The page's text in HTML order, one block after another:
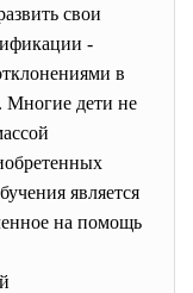
свои
-
в
Многие дети не
является
на помощь